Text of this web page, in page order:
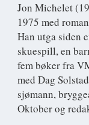
Jon Michelet
1975 med
Han utga siden
skuespill, en
fem bøker fra
med Dag
sjømann,
Oktober og